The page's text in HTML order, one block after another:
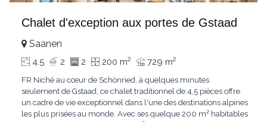
Chalet d'exception aux portes de Gstaad
Saanen
4.5 2 2 200 m2 729 m2
FR Niché au cœur de Schönried, à quelques minutes
seulement de Gstaad, ce chalet traditionnel de 4,5 pièces offre
un cadre de vie exceptionnel dans l'une des destinations alpines
les plus prisées au monde. Avec ses quelque 200 m² habitables